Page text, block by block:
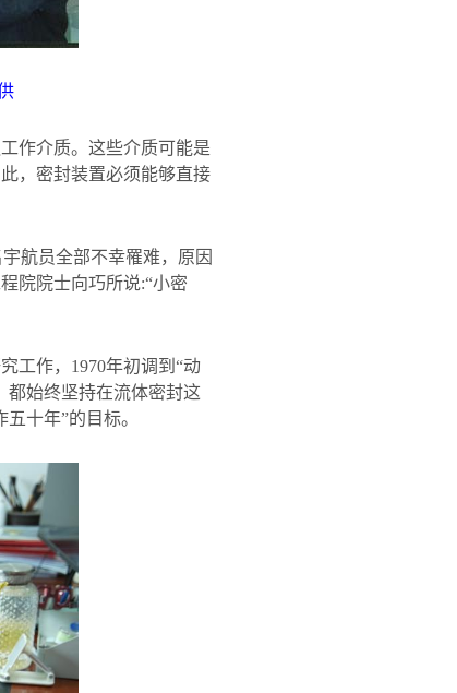
作介质。这些介质可能是
，密封装置必须能够直接
宇航员全部不幸罹难，原因
院院士向巧所说:“小密
工作， 1970年初调到“动
都始终坚持在流体密封这
十年”的目标。